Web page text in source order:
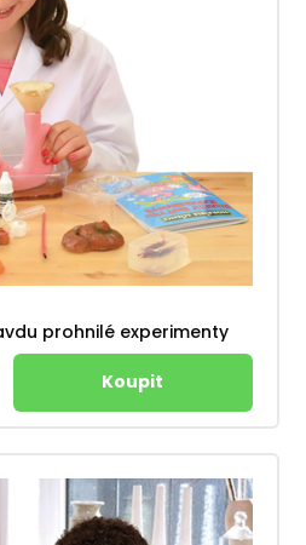
prohnilé experimenty